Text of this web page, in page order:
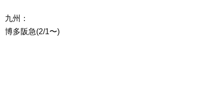
九州：
博多阪急(2/1〜)